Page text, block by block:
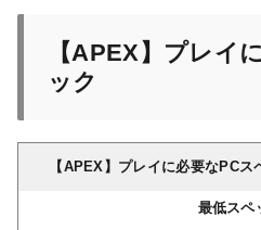
【APEX】プレイ
ック
【APEX】プレイに必要なPCス
最低スペ